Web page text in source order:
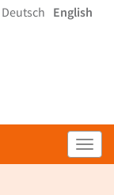
Deutsch
English